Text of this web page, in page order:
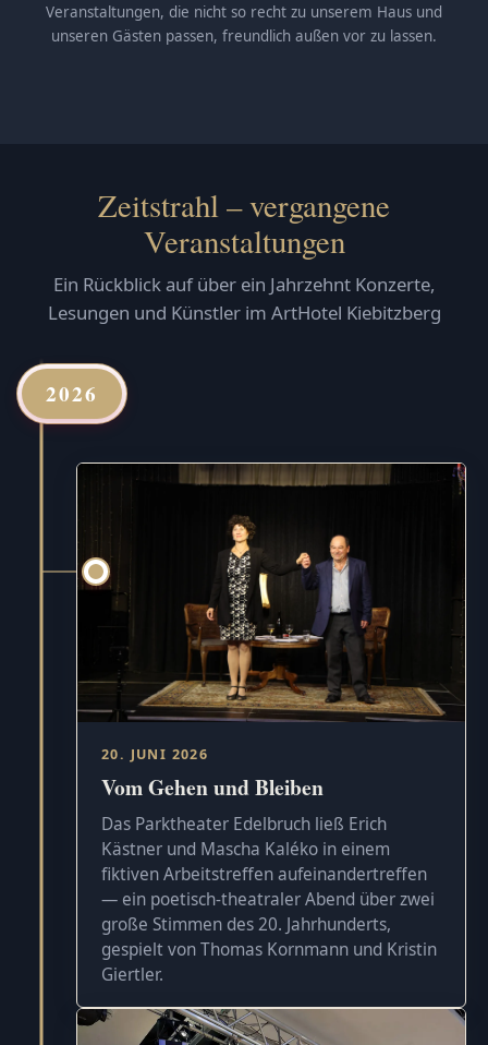
Veranstaltungen, die nicht so recht zu unserem Haus und
unseren Gästen passen, freundlich außen vor zu lassen.
Zeitstrahl – vergangene
Veranstaltungen
Ein Rückblick auf über ein Jahrzehnt Konzerte,
Lesungen und Künstler im ArtHotel Kiebitzberg
2026
20. JUNI 2026
Vom Gehen und Bleiben
Das Parktheater Edelbruch ließ Erich
Kästner und Mascha Kaléko in einem
fiktiven Arbeitstreffen aufeinandertreffen
— ein poetisch-theatraler Abend über zwei
große Stimmen des 20. Jahrhunderts,
gespielt von Thomas Kornmann und Kristin
Giertler.